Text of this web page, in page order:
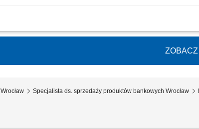
Aktywne pozyskiwanie klientów i budowanie z nimi długofalowych
Wrocław Specjalista ds. sprzedaży produktów bankowych Wrocław